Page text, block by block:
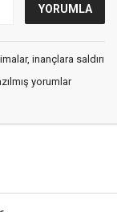
inançlara saldırı
yorumlar